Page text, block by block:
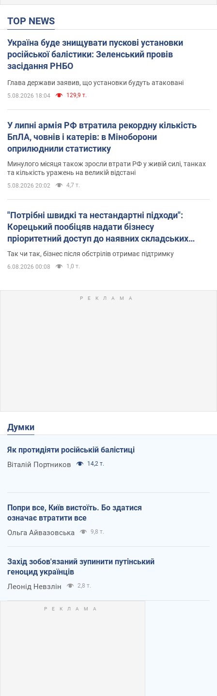
TOP NEWS
Україна буде знищувати пускові установки
російської балістики: Зеленський провів
засідання РНБО
Глава держави заявив, що установки будуть атаковані
5.08.2026 18:04 129,9 т.
У липні армія РФ втратила рекордну кількість
БпЛА, човнів і катерів: в Міноборони
оприлюднили статистику
Минулого місяця також зросли втрати РФ у живій силі, танках
та кількість уражень на великій відстані
5.08.2026 20:02 4,7 т.
"Потрібні швидкі та нестандартні підходи":
Корецький пообіцяв надати бізнесу
пріоритетний доступ до наявних складських
приміщень
Так чи так, бізнес після обстрілів отримає підтримку
6.08.2026 00:08 1,0 т.
Думки
Як протидіяти російській балістиці
Віталій Портников 14,2 т.
Попри все, Київ вистоїть. Бо здатися
означає втратити все
Ольга Айвазовська 9,8 т.
Захід зобов'язаний зупинити путінський
геноцид українців
Леонід Невзлін 2,8 т.